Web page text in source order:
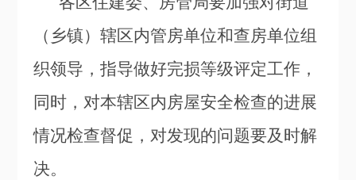
（乡镇）辖区内管房单位和查房单位组
织领导，指导做好完损等级评定工作，
同时，对本辖区内房屋安全检查的进展
情况检查督促，对发现的问题要及时解
决。